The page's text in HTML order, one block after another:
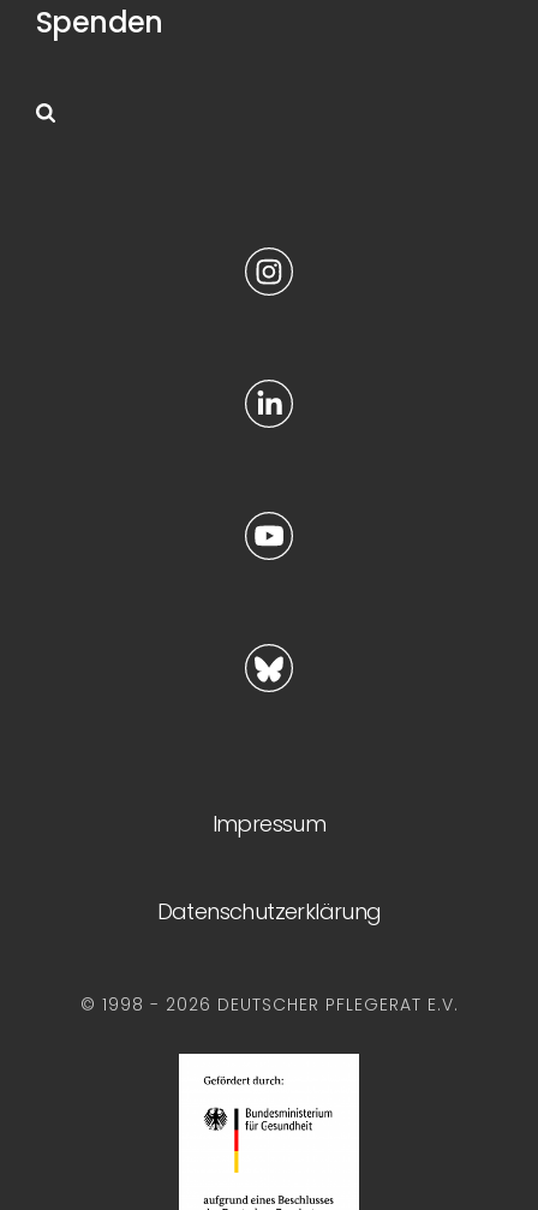
Spenden
Impressum
Datenschutzerklärung
© 1998 - 2026 DEUTSCHER PFLEGERAT E.V.